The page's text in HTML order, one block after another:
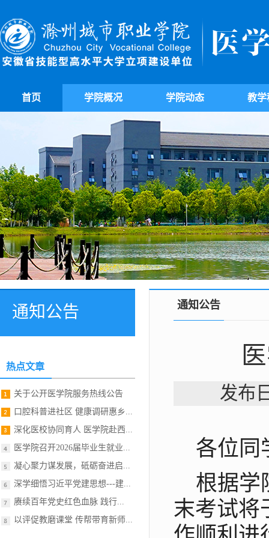
首页 学院概况 学院动态 教学
通知公告
热点文章
关于公开医学院服务热线公告
口腔科普进社区 健康调研惠乡...
深化医校协同育人 医学院赴西...
医学院召开2026届毕业生就业...
凝心聚力谋发展，砥砺奋进启...
深学细悟习近平党建思想---建...
赓续百年党史红色血脉 践行...
以评促教磨课堂 传帮带育新师...
通知公告
发布
各位同
根据学
末考试将